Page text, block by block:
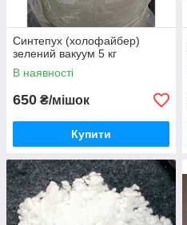
Синтепух (холофайбер)
зелений вакуум 5 кг
В наявності
650 ₴/мішок
Купити